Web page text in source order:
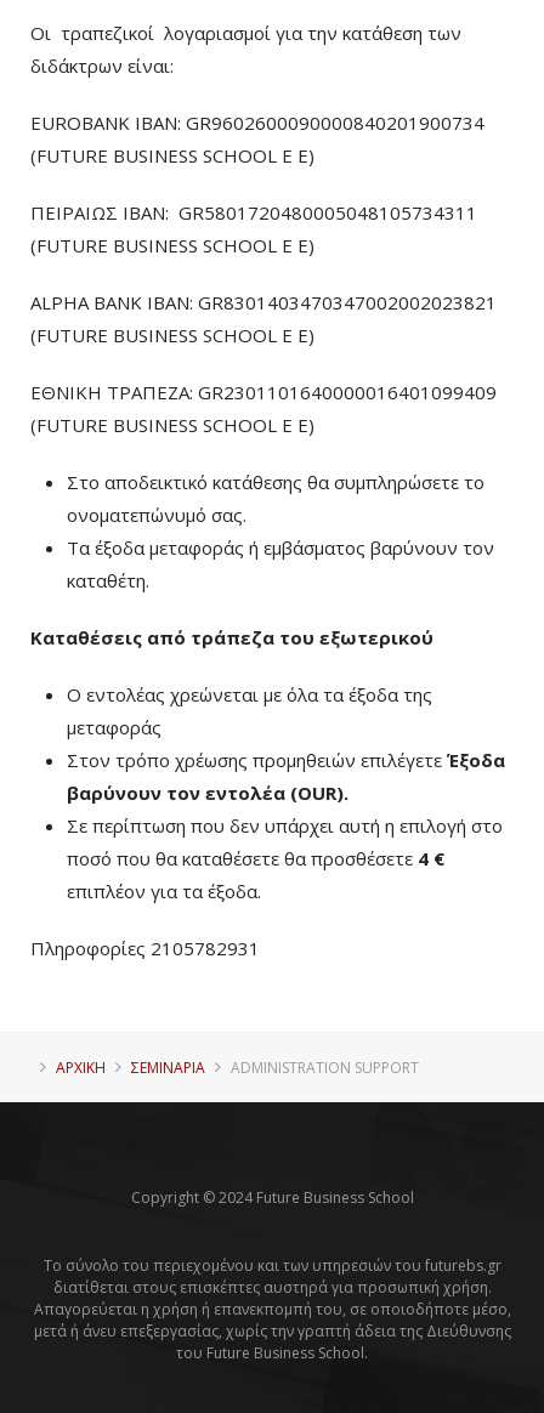
Οι τραπεζικοί λογαριασμοί για την κατάθεση των
διδάκτρων είναι:
EUROBANK IBAN: GR9602600090000840201900734
(FUTURE BUSINESS SCHOOL E E)
ΠΕΙΡΑΙΩΣ ΙΒΑΝ: GR5801720480005048105734311
(FUTURE BUSINESS SCHOOL E E)
ALPHA BANK IBAN: GR8301403470347002002023821
(FUTURE BUSINESS SCHOOL E E)
ΕΘΝΙΚΗ ΤΡΑΠΕΖΑ: GR2301101640000016401099409
(FUTURE BUSINESS SCHOOL E E)
Στο αποδεικτικό κατάθεσης θα συμπληρώσετε το
ονοματεπώνυμό σας.
Τα έξοδα μεταφοράς ή εμβάσματος βαρύνουν τον
καταθέτη.
Καταθέσεις από τράπεζα του εξωτερικού
Ο εντολέας χρεώνεται με όλα τα έξοδα της
μεταφοράς
Στον τρόπο χρέωσης προμηθειών επιλέγετε Έξοδα
βαρύνουν τον εντολέα (ΟUR).
Σε περίπτωση που δεν υπάρχει αυτή η επιλογή στο
ποσό που θα καταθέσετε θα προσθέσετε 4 €
επιπλέον για τα έξοδα.
Πληροφορίες 2105782931
ΑΡΧΙΚΗ ΣΕΜΙΝΑΡΙΑ ADMINISTRATION SUPPORT
Copyright © 2024 Future Business School
Το σύνολο του περιεχομένου και των υπηρεσιών του futurebs.gr
διατίθεται στους επισκέπτες αυστηρά για προσωπική χρήση.
Απαγορεύεται η χρήση ή επανεκπομπή του, σε οποιοδήποτε μέσο,
μετά ή άνευ επεξεργασίας, χωρίς την γραπτή άδεια της Διεύθυνσης
του Future Business School.